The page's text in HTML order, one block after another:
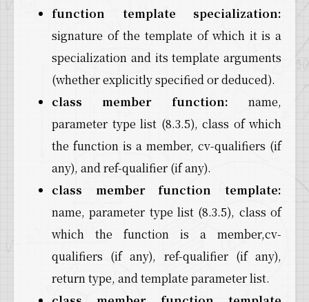
function template specialization:
signature of the template of which it is a
specialization and its template arguments
(whether explicitly specified or deduced).
class member function: name,
parameter type list (8.3.5), class of which
the function is a member, cv-qualifiers (if
any), and ref-qualifier (if any).
class member function template:
name, parameter type list (8.3.5), class of
which the function is a member,cv-
qualifiers (if any), ref-qualifier (if any),
return type, and template parameter list.